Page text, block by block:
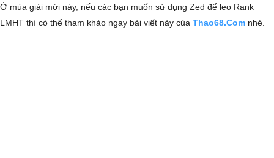
Ở mùa giải mới này, nếu các bạn muốn sử dụng Zed để leo Rank
LMHT thì có thể tham khảo ngay bài viết này của Thao68.Com nhé.